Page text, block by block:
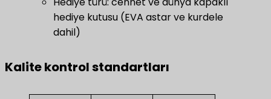
hediye kutusu (EVA astar ve kurdele
dahil)
Kalite kontrol standartları